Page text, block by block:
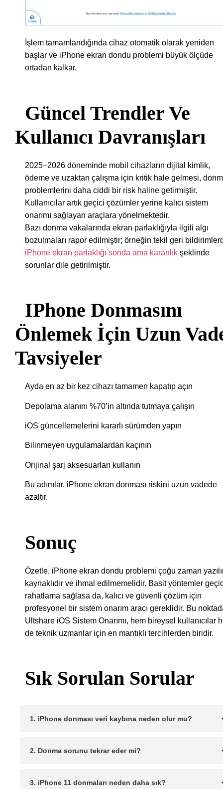
İşlem tamamlandığında cihaz otomatik olarak yeniden
başlar ve iPhone ekran dondu problemi büyük ölçüde
ortadan kalkar.
Güncel Trendler Ve
Kullanıcı Davranışları
2025–2026 döneminde mobil cihazların dijital kimlik,
ödeme ve uzaktan çalışma için kritik hale gelmesi,
problemlerini daha ciddi bir risk haline getirmiştir.
Kullanıcılar artık geçici çözümler yerine kalıcı sistem
onarımı sağlayan araçlara yönelmektedir.
Bazı donma vakalarında ekran parlaklığıyla ilgili algı
bozulmaları rapor edilmiştir; örneğin tekil geri
iPhone ekran parlaklığı sonda ama karanlık şeklinde
sorunlar dile getirilmiştir.
IPhone Donmasını
Önlemek İçin Uzun
Tavsiyeler
Ayda en az bir kez cihazı tamamen kapatıp açın
Depolama alanını %70’in altında tutmaya çalışın
iOS güncellemelerini kararlı sürümden yapın
Bilinmeyen uygulamalardan kaçının
Orijinal şarj aksesuarları kullanın
Bu adımlar, iPhone ekran donması riskini uzun vadede
azaltır.
Sonuç
Özetle, iPhone ekran dondu problemi çoğu zaman
kaynaklıdır ve ihmal edilmemelidir. Basit yöntemler
rahatlama sağlasa da, kalıcı ve güvenli çözüm için
profesyonel bir sistem onarım aracı gereklidir. Bu
Ultshare iOS Sistem Onarımı, hem bireysel kullanıcılar
de teknik uzmanlar için en mantıklı tercihlerden biridir.
Sık Sorulan Sorular
1. iPhone donması veri kaybına neden olur mu?
2. Donma sorunu tekrar eder mi?
3. iPhone 11 donmaları neden daha sık?